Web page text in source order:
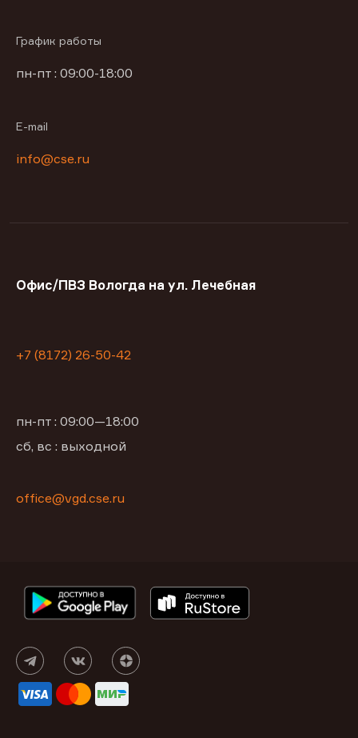
График работы
пн-пт : 09:00-18:00
E-mail
info@cse.ru
Офис/ПВЗ Вологда на ул. Лечебная
+7 (8172) 26-50-42
пн-пт : 09:00—18:00
сб, вс : выходной
office@vgd.cse.ru